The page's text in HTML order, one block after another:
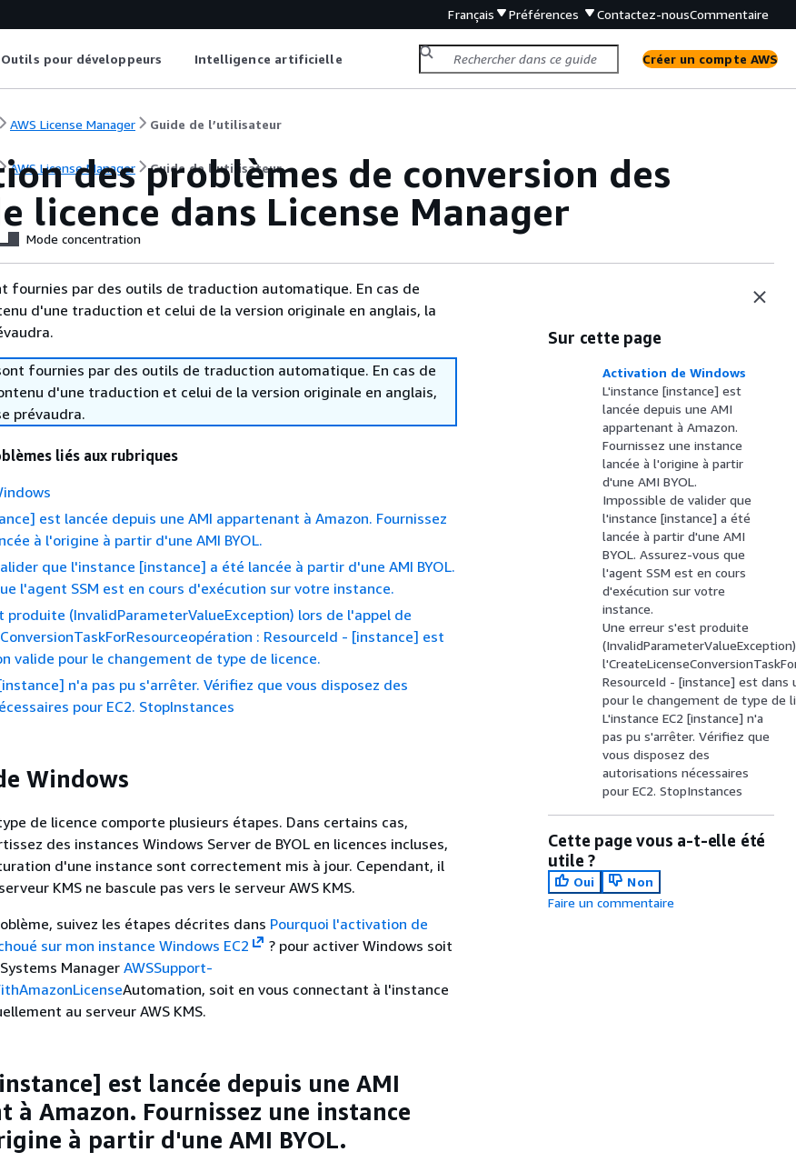
Français Préférences Contactez-nousCommentaire
Outils pour développeurs Intelligence artificielle Créer un compte AWS
AWS License Manager Guide de l’utilisateur
AWS License Manager Guide de l’utilisateur
des problèmes de conversion des
licence dans License Manager
Mode concentration
fournies par des outils de traduction automatique. En cas de
d'une traduction et celui de la version originale en anglais, la
fournies par des outils de traduction automatique. En cas de
d'une traduction et celui de la version originale en anglais,
prévaudra.
liés aux rubriques
est lancée depuis une AMI appartenant à Amazon. Fournissez
à l'origine à partir d'une AMI BYOL.
que l'instance [instance] a été lancée à partir d'une AMI BYOL.
l'agent SSM est en cours d'exécution sur votre instance.
produite (InvalidParameterValueException) lors de l'appel de
: ResourceId - [instance] est
valide pour le changement de type de licence.
n'a pas pu s'arrêter. Vérifiez que vous disposez des
pour EC2. StopInstances
Windows
de licence comporte plusieurs étapes. Dans certains cas,
des instances Windows Server de BYOL en licences incluses,
d'une instance sont correctement mis à jour. Cependant, il
KMS ne bascule pas vers le serveur AWS KMS.
suivez les étapes décrites dans Pourquoi l'activation de
sur mon instance Windows EC2
? pour activer Windows soit
ManagerAWSSupport-
Automation, soit en vous connectant à l'instance
au serveur AWS KMS.
est lancée depuis une AMI
à Amazon. Fournissez une instance
à partir d'une AMI BYOL.
Sur cette page
Activation de Windows
L'instance [instance] est
lancée depuis une AMI
appartenant à Amazon.
Fournissez une instance
lancée à l'origine à partir
d'une AMI BYOL.
Impossible de valider que
l'instance [instance] a été
lancée à partir d'une AMI
BYOL. Assurez-vous que
l'agent SSM est en cours
d'exécution sur votre
instance.
Une erreur s'est produite
ResourceId - [instance] est dans
pour le changement de type de
L'instance EC2 [instance] n'a
pas pu s'arrêter. Vérifiez que
vous disposez des
autorisations nécessaires
pour EC2. StopInstances
Cette page vous a-t-elle été
utile ?
Oui
Non
Faire un commentaire